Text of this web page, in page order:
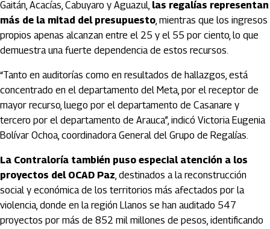
Gaitán, Acacías, Cabuyaro y Aguazul, las regalías representan
más de la mitad del presupuesto, mientras que los ingresos
propios apenas alcanzan entre el 25 y el 55 por ciento, lo que
demuestra una fuerte dependencia de estos recursos.
“Tanto en auditorías como en resultados de hallazgos, está
concentrado en el departamento del Meta, por el receptor de
mayor recurso, luego por el departamento de Casanare y
tercero por el departamento de Arauca”, indicó Victoria Eugenia
Bolívar Ochoa, coordinadora General del Grupo de Regalías.
La Contraloría también puso especial atención a los
proyectos del OCAD Paz, destinados a la reconstrucción
social y económica de los territorios más afectados por la
violencia, donde en la región Llanos se han auditado 547
proyectos por más de 852 mil millones de pesos, identificando